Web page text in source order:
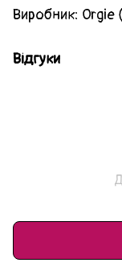
Виробник: Orgie
Відгуки